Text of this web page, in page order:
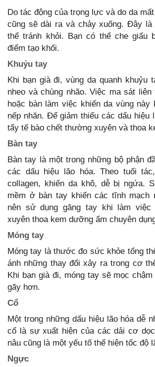
Do tác động của trọng lực và do da
cũng sẽ dài ra và chảy xuống. Đây là
thể tránh khỏi. Bạn có thể che giấu
điểm tạo khối.
Khuỷu tay
Khi bạn già đi, vùng da quanh khuỷu
nheo và chùng nhão. Việc ma sát
hoặc bàn làm việc khiến da vùng này
nếp nhăn. Để giảm thiểu các dấu hiệu
tẩy tế bào chết thường xuyên và thoa
Bàn tay
Bàn tay là một trong những bộ phận
các dấu hiệu lão hóa. Theo tuổi
collagen, khiến da khô, dễ bị ngứa.
mềm ở bàn tay khiến các tĩnh mạch
nên sử dụng găng tay khi làm việc
xuyên thoa kem dưỡng ẩm chuyên
Móng tay
Móng tay là thước đo sức khỏe tổng
ánh những thay đổi xảy ra trong cơ
Khi bạn già đi, móng tay sẽ mọc
gãy hơn.
Cổ
Một trong những dấu hiệu lão hóa dễ
cổ là sự xuất hiện của các dải cơ
nâu cũng là một yếu tố thể hiện tốc độ
Ngực